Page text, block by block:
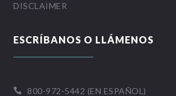
DISCLAIMER
ESCRÍBANOS O LLÁMENOS
 800-972-5442 (EN ESPAÑOL)